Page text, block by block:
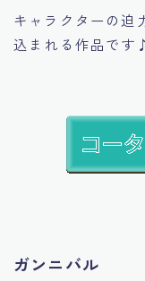
キャラクターの迫
込まれる作品です
ガンニバル